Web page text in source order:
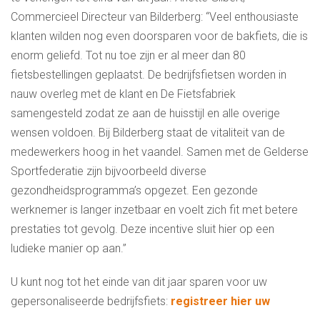
Commercieel Directeur van Bilderberg: “Veel enthousiaste
klanten wilden nog even doorsparen voor de bakfiets, die is
enorm geliefd. Tot nu toe zijn er al meer dan 80
fietsbestellingen geplaatst. De bedrijfsfietsen worden in
nauw overleg met de klant en De Fietsfabriek
samengesteld zodat ze aan de huisstijl en alle overige
wensen voldoen. Bij Bilderberg staat de vitaliteit van de
medewerkers hoog in het vaandel. Samen met de Gelderse
Sportfederatie zijn bijvoorbeeld diverse
gezondheidsprogramma’s opgezet. Een gezonde
werknemer is langer inzetbaar en voelt zich fit met betere
prestaties tot gevolg. Deze incentive sluit hier op een
ludieke manier op aan.”
U kunt nog tot het einde van dit jaar sparen voor uw
gepersonaliseerde bedrijfsfiets: registreer hier uw